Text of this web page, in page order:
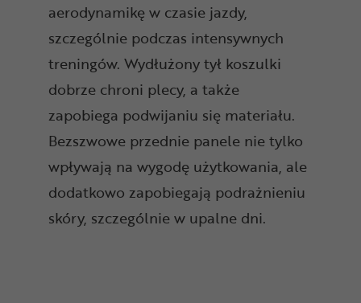
aerodynamikę w czasie jazdy,
szczególnie podczas intensywnych
treningów. Wydłużony tył koszulki
dobrze chroni plecy, a także
zapobiega podwijaniu się materiału.
Bezszwowe przednie panele nie tylko
wpływają na wygodę użytkowania, ale
dodatkowo zapobiegają podrażnieniu
skóry, szczególnie w upalne dni.